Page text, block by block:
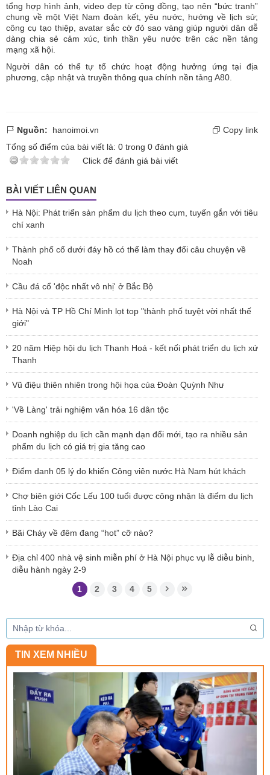
tổng hợp hình ảnh, video đẹp từ cộng đồng, tạo nên “bức tranh”
chung về một Việt Nam đoàn kết, yêu nước, hướng về lịch sử;
công cụ tạo thiệp, avatar sắc cờ đỏ sao vàng giúp người dân dễ
dàng chia sẻ cảm xúc, tinh thần yêu nước trên các nền tảng
mạng xã hội.
Người dân có thể tự tổ chức hoạt động hưởng ứng tại địa
phương, cập nhật và truyền thông qua chính nền tảng A80.
Nguồn: hanoimoi.vn
Copy link
Tổng số điểm của bài viết là: 0 trong 0 đánh giá
Click để đánh giá bài viết
BÀI VIẾT LIÊN QUAN
Hà Nội: Phát triển sản phẩm du lịch theo cụm, tuyến gắn với tiêu
chí xanh
Thành phố cổ dưới đáy hồ có thể làm thay đổi câu chuyện về
Noah
Cầu đá cổ 'độc nhất vô nhị' ở Bắc Bộ
Hà Nội và TP Hồ Chí Minh lọt top "thành phố tuyệt vời nhất thế
giới"
20 năm Hiệp hội du lịch Thanh Hoá - kết nối phát triển du lịch xứ
Thanh
Vũ điệu thiên nhiên trong hội họa của Đoàn Quỳnh Như
'Về Làng' trải nghiệm văn hóa 16 dân tộc
Doanh nghiệp du lịch cần mạnh dạn đổi mới, tạo ra nhiều sản
phẩm du lịch có giá trị gia tăng cao
Điểm danh 05 lý do khiến Công viên nước Hà Nam hút khách
Chợ biên giới Cốc Lếu 100 tuổi được công nhận là điểm du lịch
tỉnh Lào Cai
Bãi Cháy về đêm đang “hot” cỡ nào?
Địa chỉ 400 nhà vệ sinh miễn phí ở Hà Nội phục vụ lễ diễu binh,
diễu hành ngày 2-9
1 2 3 4 5
TIN XEM NHIỀU